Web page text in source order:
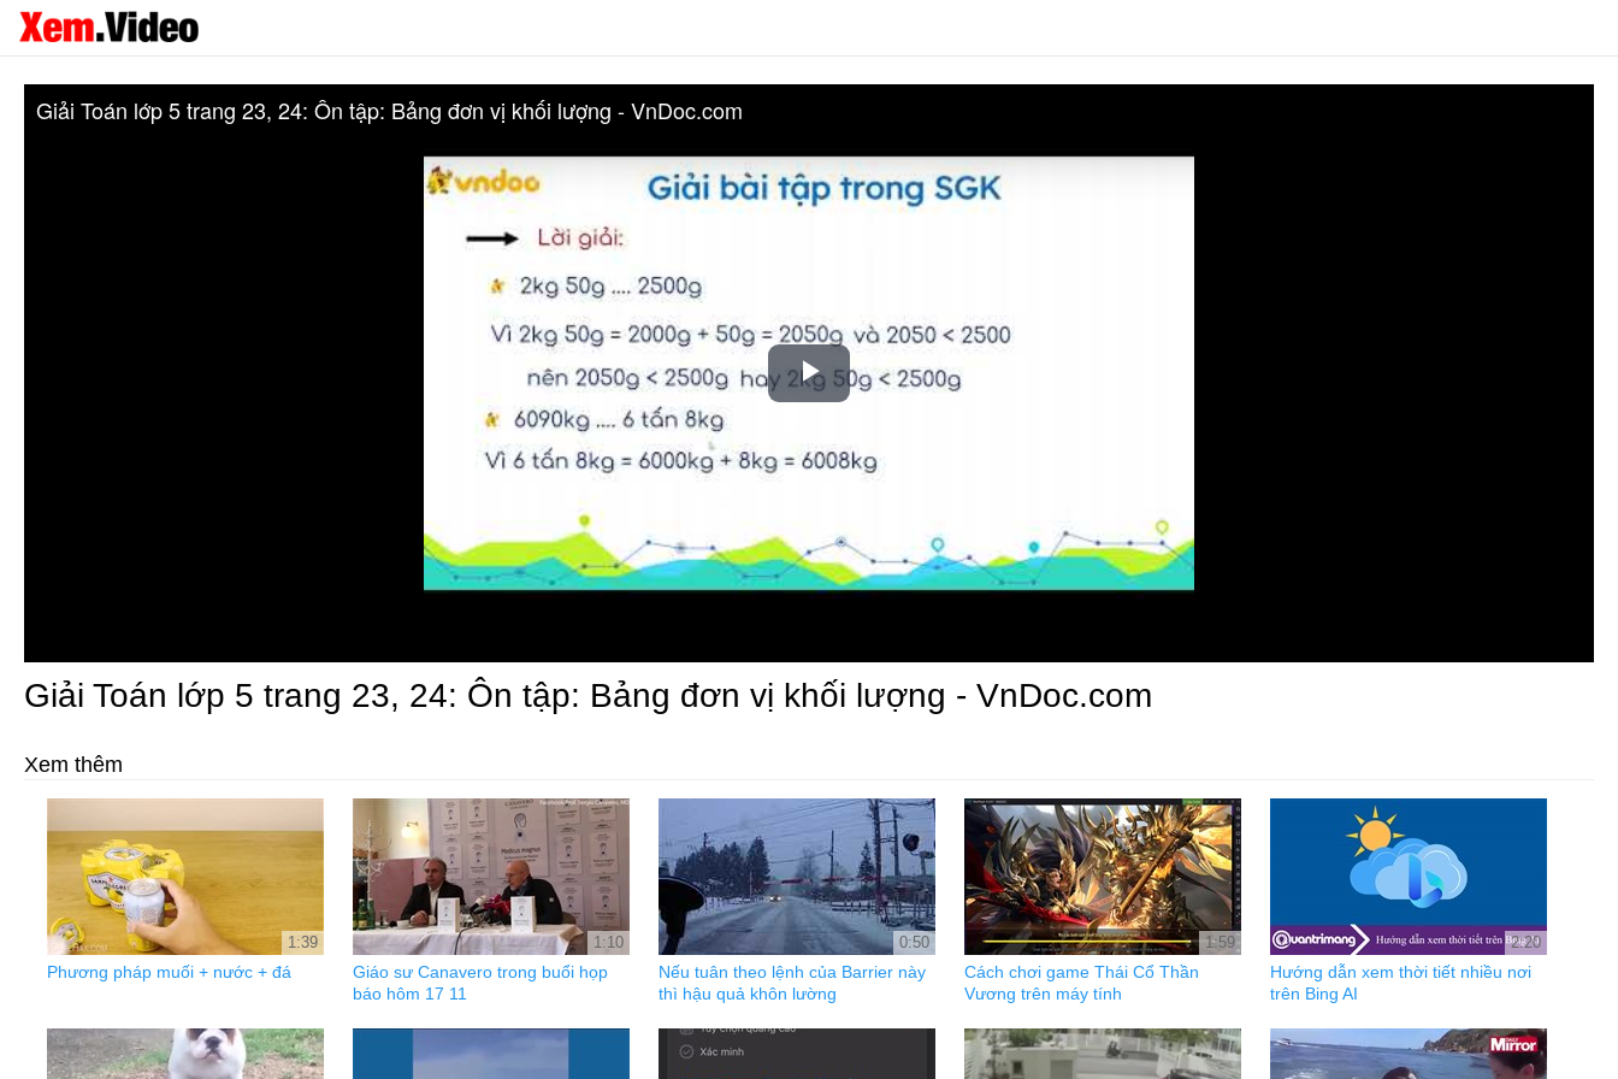
Play
Video
Giải Toán lớp 5 trang 23, 24: Ôn tập: Bảng đơn vị khối lượng - VnDoc.com
Giải Toán lớp 5 trang 23, 24: Ôn tập: Bảng đơn vị khối lượng - VnDoc.com
Xem thêm
1:39
Phương pháp muối + nước + đá
1:10
Giáo sư Canavero trong buổi họp
báo hôm 17 11
0:50
Nếu tuân theo lệnh của Barrier này
thì hậu quả khôn lường
1:59
Cách chơi game Thái Cổ Thần
Vương trên máy tính
2:20
Hướng dẫn xem thời tiết nhiều nơi
trên Bing AI